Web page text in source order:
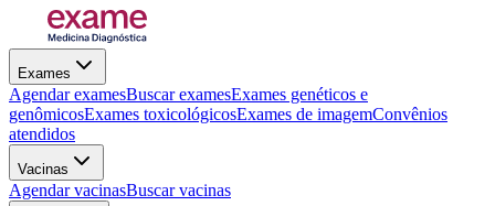
Exames
Agendar examesBuscar examesExames genéticos e
genômicosExames toxicológicosExames de imagemConvênios
atendidos
Vacinas
Agendar vacinasBuscar vacinas